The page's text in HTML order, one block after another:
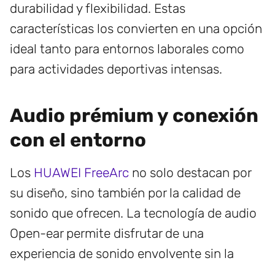
durabilidad y flexibilidad. Estas
características los convierten en una opción
ideal tanto para entornos laborales como
para actividades deportivas intensas.
Audio prémium y conexión
con el entorno
Los HUAWEI FreeArc no solo destacan por
su diseño, sino también por la calidad de
sonido que ofrecen. La tecnología de audio
Open-ear permite disfrutar de una
experiencia de sonido envolvente sin la